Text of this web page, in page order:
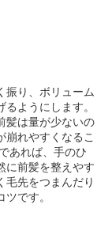
振り、ボリューム
ようにします。
髪は量が少ないの
崩れやすくなるこ
あれば、手のひ
に前髪を整えやす
毛先をつまんだり
です。